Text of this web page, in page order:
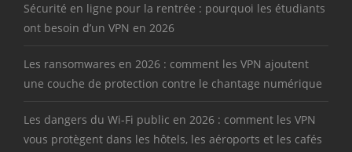
Sécurité en ligne pour la rentrée : pourquoi les étudiants
ont besoin d’un VPN en 2026
Les ransomwares en 2026 : comment les VPN ajoutent
une couche de protection contre le chantage numérique
Les dangers du Wi-Fi public en 2026 : comment les VPN
vous protègent dans les hôtels, les aéroports et les cafés